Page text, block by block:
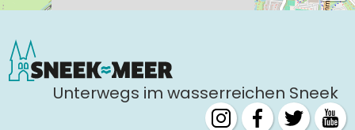
Unterwegs im wasserreichen Sneek